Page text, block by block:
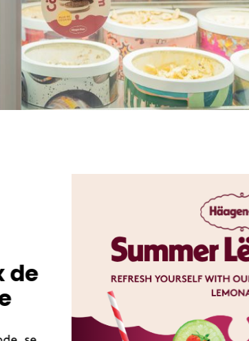
Summer
vous avec nos boissons fruitées